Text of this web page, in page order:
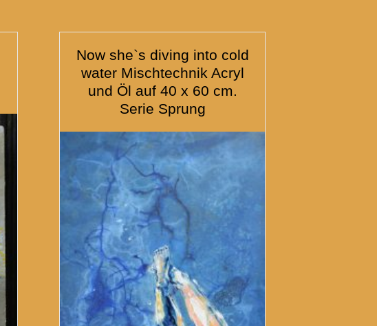
Now she`s diving into cold
water Mischtechnik Acryl
und Öl auf 40 x 60 cm.
Serie Sprung